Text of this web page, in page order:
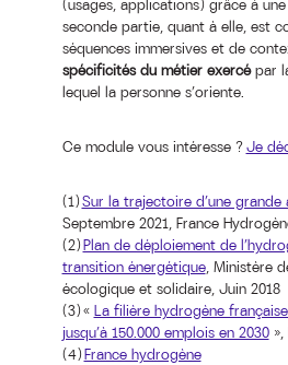
seconde partie, quant à elle, est
séquences immersives et de
spécificités du métier exercépar
lequel la personne s’oriente.
Ce module vous intéresse ?Je
(1)Sur la trajectoire d’une
Septembre 2021, France
(2)Plan de déploiement de
transition énergétique, Ministère
écologique et solidaire, Juin 2018
(3) « La filière hydrogène
jusqu’à 150.000 emplois en 2030»,
(4)France hydrogène